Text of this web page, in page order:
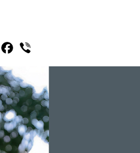
29/29